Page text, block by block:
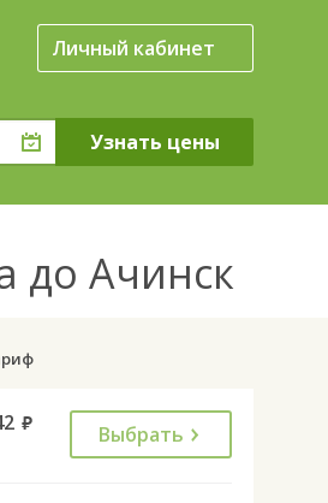
Личный кабинет
до Ачинск
руб. Выбрать